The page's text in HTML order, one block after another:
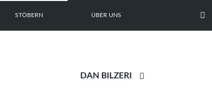
STÖBERN ÜBER UNS 
